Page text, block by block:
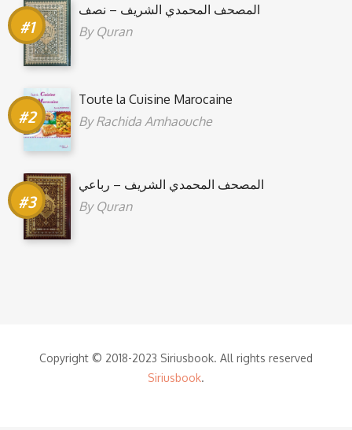
المصحف المحمدي الشريف – نصف
By Quran
Toute la Cuisine Marocaine
ByRachida Amhaouche
المصحف المحمدي الشريف – رباعي
By Quran
Copyright © 2018-2023 Siriusbook. All rights reserved
Siriusbook.